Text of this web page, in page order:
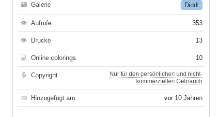
🗃 Galerie Diddl
👁 Aufrufe 353
👁 Drucke 13
💻 Online colorings 10
🔒 Copyright
Nur für den persönlichen und nicht-
kommerziellen Gebrauch
📅 Hinzugefügt am vor 10 Jahren